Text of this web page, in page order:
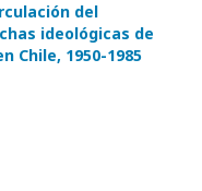
del
ideológicas de
Chile, 1950-1985